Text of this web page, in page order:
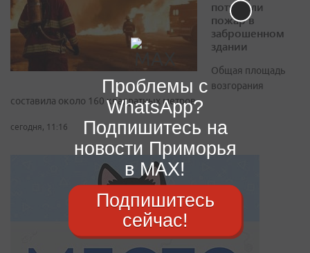
потушили
пожар в
заброшенном
здании
Общая площадь
возгорания
составила около 160 квадратных метров
сегодня, 11:16
Проблемы с
WhatsApp?
Подпишитесь на
новости Приморья
в MAX!
Подпишитесь
сейчас!